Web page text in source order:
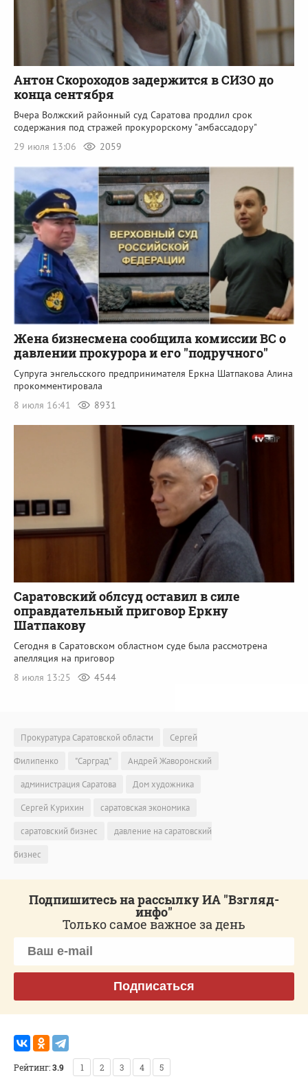
Антон Скороходов задержится в СИЗО до
конца сентября
Вчера Волжский районный суд Саратова продлил срок
содержания под стражей прокурорскому "амбассадору"
29 июля 13:06
2059
Жена бизнесмена сообщила комиссии ВС о
давлении прокурора и его "подручного"
Супруга энгельсского предпринимателя Еркна Шатпакова Алина
прокомментировала
8 июля 16:41
8931
Саратовский облсуд оставил в силе
оправдательный приговор Еркну
Шатпакову
Сегодня в Саратовском областном суде была рассмотрена
апелляция на приговор
8 июля 13:25
4544
Прокуратура Саратовской области
Сергей
Филипенко
"Сарград"
Андрей Жаворонский
администрация Саратова
Дом художника
Сергей Курихин
саратовская экономика
саратовский бизнес
давление на саратовский
бизнес
Подпишитесь на рассылку ИА "Взгляд-
инфо"
Только самое важное за день
Подписаться
Рейтинг:3.9 1 2 3 4 5